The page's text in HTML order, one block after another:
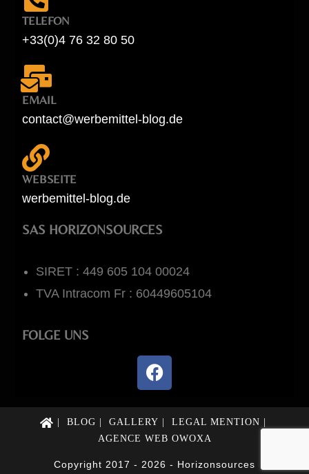
TELEFON
+33(0)4 76 32 80 50
EMAIL
contact@werbemittel-blog.de
WEBSEITE
werbemittel-blog.de
SAS HORIZONSOURCES
SIRET : 449 605 104 00024
TVA Intracom Fr : 60449605104
FOLGE UNS
BLOG GALLERY
LEGAL MENTION
AGENCE WEB OWOXA
Copyright 2017 - 2026 - Horizonsources